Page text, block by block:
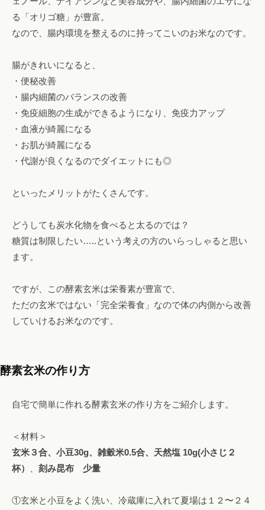
る「オリゴ糖」が豊富。
なので、腸内環境を整えるのに持ってこいのお米なのです。
腸がきれいになると、
・便秘改善
・腸内細菌のバランスの改善
・免疫細胞の生成ができるようになり、免疫力アップ
・血液が綺麗になる
・お肌が綺麗になる
・代謝が良くなるのでダイエットにも◎
といったメリットがたくさんです。
どうしても炭水化物を食べると太るのでは？
糖質は制限したい…..という考えの方のいらっしゃると思い
ます。
ですが、この酵素玄米は栄養素が豊富で、
ただの玄米ではない「完全栄養食」なので体の内側から改善
していけるお米なのです。
酵素玄米の作り方
自宅で簡単に作れる酵素玄米の作り方をご紹介します。
＜材料＞
玄米３合、小豆30g、雑穀米0.5合、天然塩 10g(小さじ２
杯）
刻み昆布 少量
①玄米と小豆をよく洗い、冷蔵庫に入れて夏場は１２〜２４